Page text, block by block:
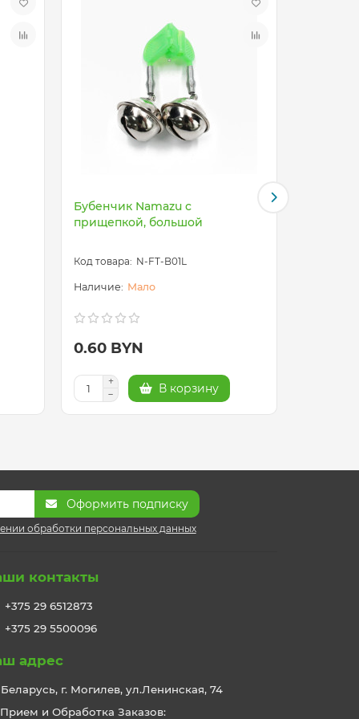
Бубенчик Namazu с
прищепкой, большой
N-FT-B01L
Мало
0.60 BYN
В корзину
Оформить подписку
обработки персональных данных
контакты
+375 29 6512873
+375 29 5500096
адрес
Беларусь, г. Могилев, ул.Ленинская, 74
Прием и Обработка Заказов: